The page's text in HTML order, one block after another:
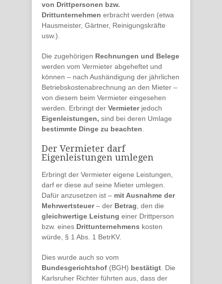
von Drittpersonen bzw.
Drittunternehmen erbracht werden (etwa
Hausmeister, Gärtner, Reinigungskräfte
usw.).
Die zugehörigen Rechnungen und Belege
werden vom Vermieter abgeheftet und
können – nach Aushändigung der jährlichen
Betriebskostenabrechnung an den Mieter –
von diesem beim Vermieter eingesehen
werden. Erbringt der Vermieterjedoch
Eigenleistungen, sind bei deren Umlage
bestimmte Dinge zu beachten
Der Vermieter darf
Eigenleistungen umlegen
Erbringt der Vermieter eigene Leistungen,
darf er diese auf seine Mieter umlegen.
Dafür anzusetzen ist – mit Ausnahme der
Mehrwertsteuer– der Betrag , den die
gleichwertige Leistung einer Drittperson
bzw. eines Drittunternehmens kosten
würde, § 1 Abs. 1 BetrKV.
Dies wurde auch so vom
Bundesgerichtshof (BGH) bestätigt . Die
Karlsruher Richter führten aus, dass der